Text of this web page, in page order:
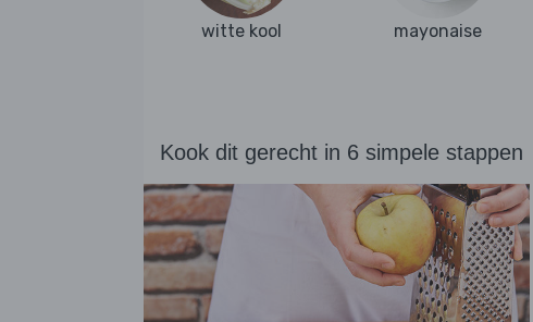
witte kool mayonaise
Kook dit gerecht in 6 simpele stappen